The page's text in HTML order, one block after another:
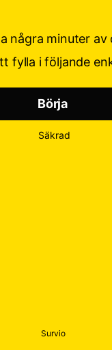
några minuter av
fylla i följande
Börja
Säkrad
Survio